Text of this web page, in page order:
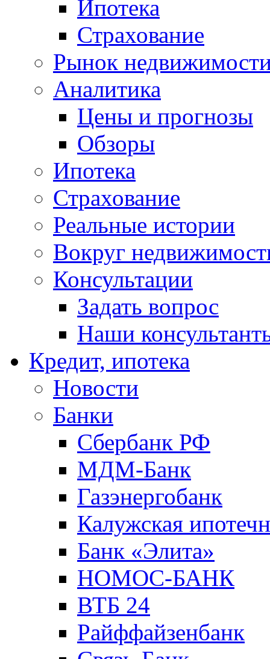
Ипотека
Страхование
Рынок
Аналитика
Цены и прогнозы
Обзоры
Ипотека
Страхование
Реальные истории
Вокруг
Консультации
Задать вопрос
Наши
Кредит, ипотека
Новости
Банки
Сбербанк РФ
МДМ-Банк
Газэнергобанк
Калужская
Банк «Элита»
НОМОС-БАНК
ВТБ 24
Райффайзенбанк